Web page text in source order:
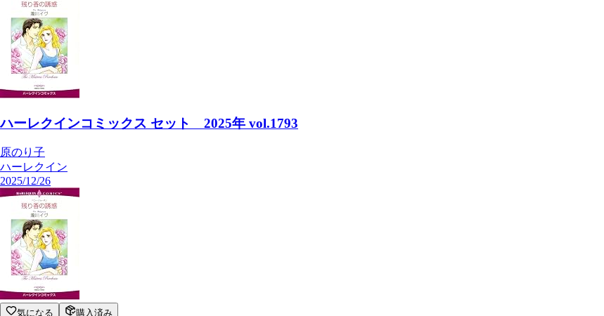
ハーレクインコミックス セット 2025年 vol.1793
原のり子
ハーレクイン
2025/12/26
気になる 購入済み